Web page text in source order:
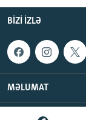
BIZI IZLƏ
MƏLUMAT